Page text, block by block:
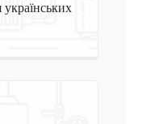
українських